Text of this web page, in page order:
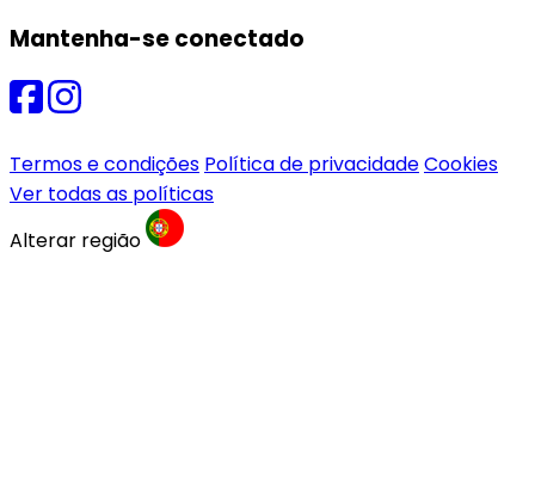
Mantenha-se conectado
Termos e condições Política de privacidadeCookies
Ver todas as políticas
Alterar região